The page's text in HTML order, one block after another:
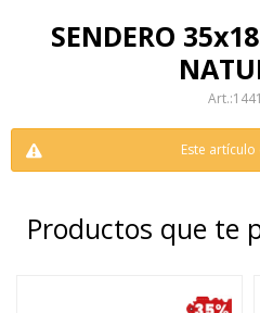
SENDERO
Este
Productos que te